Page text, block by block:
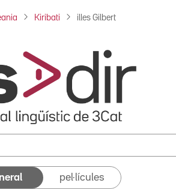
Kiribati illes Gilbert
pel·lícules